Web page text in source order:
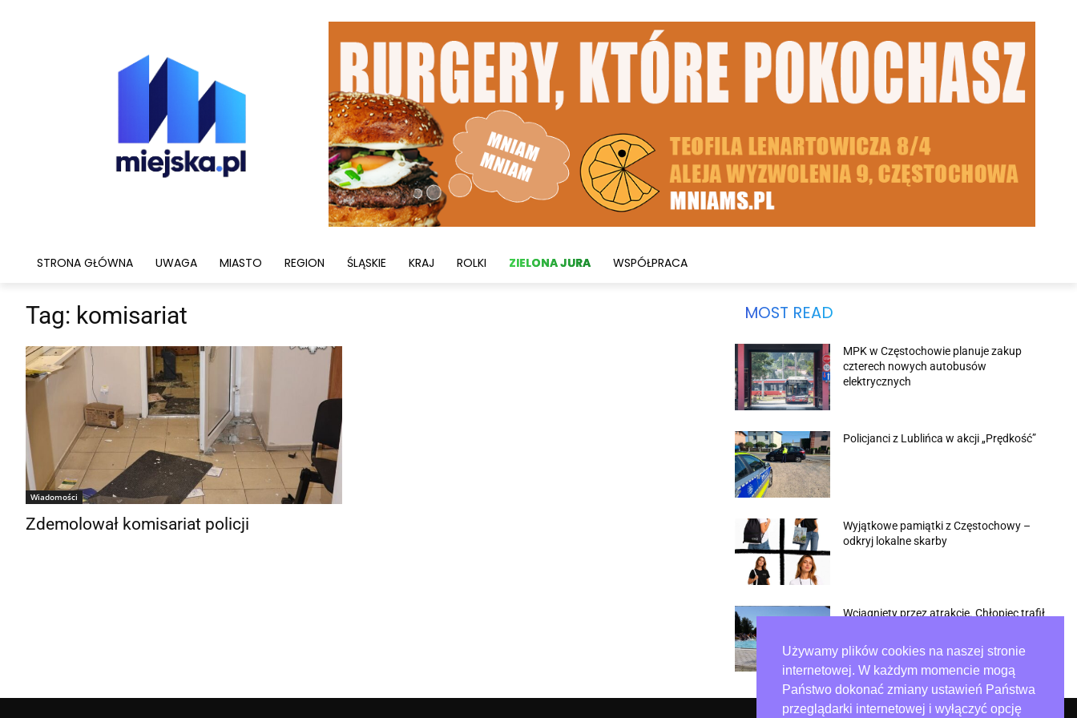
Używamy plików cookies na naszej stronie
internetowej. W każdym momencie mogą
Państwo dokonać zmiany ustawień Państwa
przeglądarki internetowej i wyłączyć opcję
STRONA GŁÓWNA UWAGA MIASTO REGION ŚLĄSKIE KRAJ ROLKI ZIELONA JURA WSPÓŁPRACA
Tag: komisariat
Wiadomości
Zdemolował komisariat policji
MOST READ
MPK w Częstochowie planuje zakup
czterech nowych autobusów
elektrycznych
Policjanci z Lublińca w akcji „Prędkość”
Wyjątkowe pamiątki z Częstochowy –
odkryj lokalne skarby
Wciągnięty przez atrakcję. Chłopiec trafił